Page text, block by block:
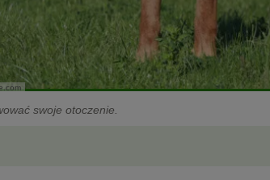
swoje otoczenie.